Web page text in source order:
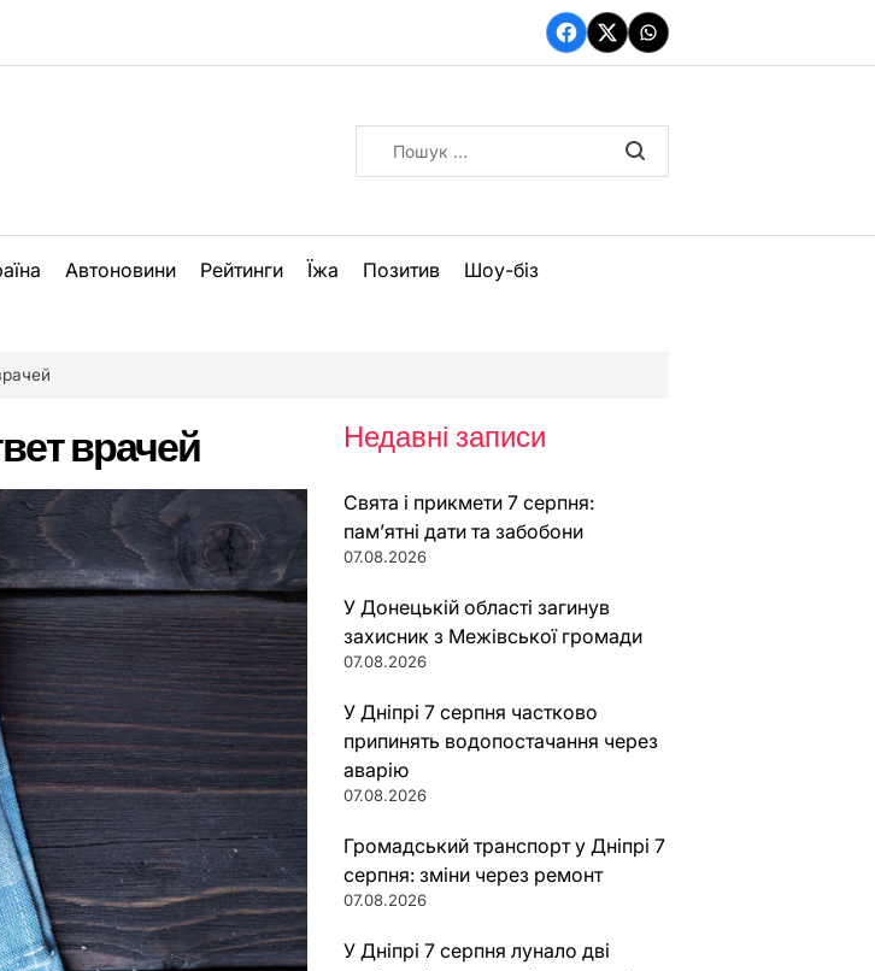
Facebook
TwitterWhatsApp
Автоновини Рейтинги Їжа Позитив Шоу-біз
врачей Недавні записи
Свята і прикмети 7 серпня:
пам’ятні дати та забобони
07.08.2026
У Донецькій області загинув
захисник з Межівської громади
07.08.2026
У Дніпрі 7 серпня частково
припинять водопостачання через
аварію
07.08.2026
Громадський транспорт у Дніпрі 7
серпня: зміни через ремонт
07.08.2026
У Дніпрі 7 серпня лунало дві